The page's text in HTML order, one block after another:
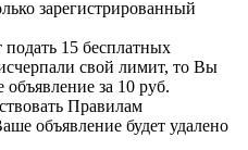
зарегистрированный
15 бесплатных
свой лимит, то Вы
за 10 руб.
Правилам
объявление будет удалено